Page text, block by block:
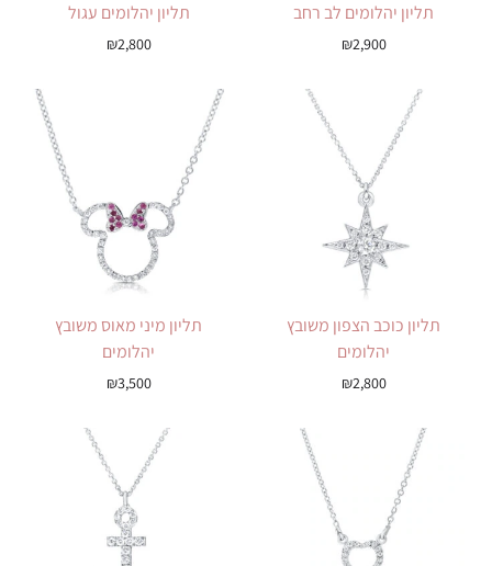
תליון יהלומים לב רחב
₪2,900
תליון יהלומים עגול
₪2,800
תליון כוכב הצפון משובץ
יהלומים
₪2,800
תליון מיני מאוס משובץ
יהלומים
₪3,500